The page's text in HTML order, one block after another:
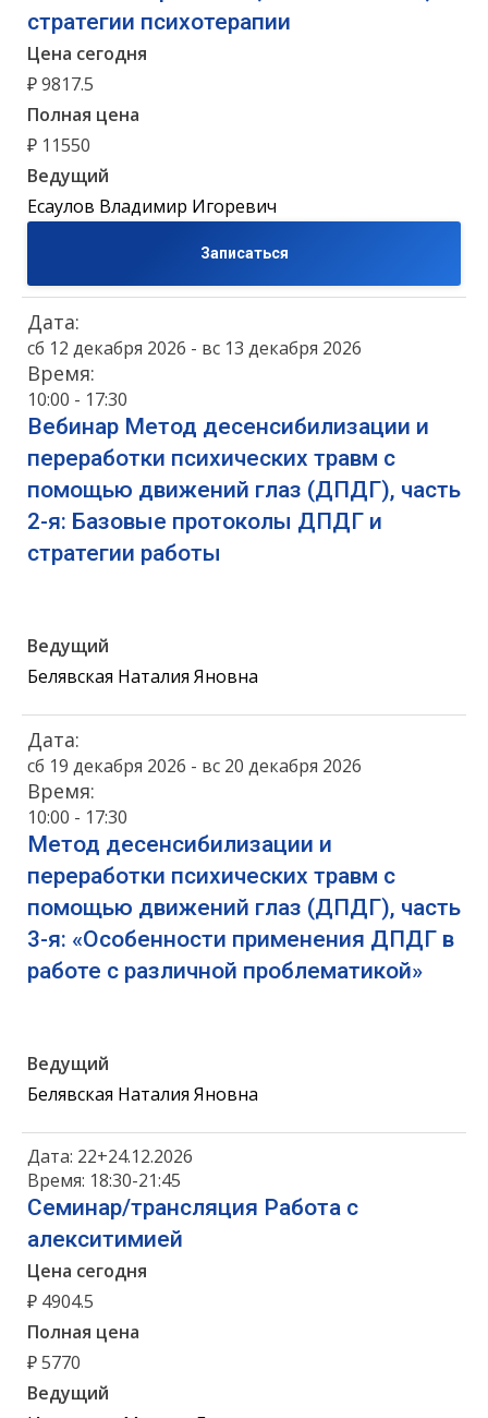
стратегии психотерапии
Цена сегодня
₽ 9817.5
Полная цена
₽ 11550
Ведущий
Есаулов Владимир Игоревич
Записаться
Дата:
сб 12 декабря 2026 - вс 13 декабря 2026
Время:
10:00 - 17:30
Вебинар Метод десенсибилизации и
переработки психических травм с
помощью движений глаз (ДПДГ), часть
2-я: Базовые протоколы ДПДГ и
стратегии работы
Ведущий
Белявская Наталия Яновна
Дата:
сб 19 декабря 2026 - вс 20 декабря 2026
Время:
10:00 - 17:30
Метод десенсибилизации и
переработки психических травм с
помощью движений глаз (ДПДГ), часть
3-я: «Особенности применения ДПДГ в
работе с различной проблематикой»
Ведущий
Белявская Наталия Яновна
Дата: 22+24.12.2026
Время: 18:30-21:45
Семинар/трансляция Работа с
алекситимией
Цена сегодня
₽ 4904.5
Полная цена
₽ 5770
Ведущий